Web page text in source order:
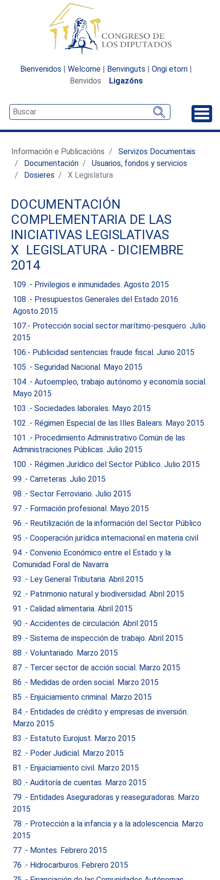
Bienvenidos | Welcome | Benvinguts | Ongi etorri |
Benvidos Ligazóns
Información e Publicacións
Servizos Documentais
Documentación
Usuarios, fondos y servicios
Dosieres
X Legislatura
DOCUMENTACIÓN
COMPLEMENTARIA DE LAS
INICIATIVAS LEGISLATIVAS
X LEGISLATURA - DICIEMBRE
2014
109 .- Privilegios e inmunidades. Agosto 2015
108 .- Presupuestos Generales del Estado 2016.
Agosto 2015
107.- Protección social sector marítimo-pesquero. Julio
2015
106.- Publicidad sentencias fraude fiscal. Junio 2015
105 .- Seguridad Nacional. Mayo 2015
104 .- Autoempleo, trabajo autónomo y economía social.
Mayo 2015
103 .- Sociedades laborales. Mayo 2015
102 .- Régimen Especial de las Illes Balears. Mayo 2015
101 .- Procedimiento Administrativo Común de las
Administraciones Públicas. Julio 2015
100 .- Régimen Jurídico del Sector Público. Julio 2015
99 .- Carreteras. Julio 2015
98 .- Sector Ferroviario. Julio 2015
97 .- Formación profesional. Mayo 2015
96 .- Reutilización de la información del Sector Público
95 .- Cooperación jurídica internacional en materia civil
94 .- Convenio Económico entre el Estado y la
Comunidad Foral de Navarra
93 .- Ley General Tributaria. Abril 2015
92 .- Patrimonio natural y biodiversidad. Abril 2015
91 .- Calidad alimentaria. Abril 2015
90 .- Accidentes de circulación. Abril 2015
89 .- Sistema de inspección de trabajo. Abril 2015
88 .- Voluntariado. Marzo 2015
87 .- Tercer sector de acción social. Marzo 2015
86 .- Medidas de orden social. Marzo 2015
85 .- Enjuiciamiento criminal. Marzo 2015
84 .- Entidades de crédito y empresas de inversión.
Marzo 2015
83 .- Estatuto Eurojust. Marzo 2015
82 .- Poder Judicial. Marzo 2015
81 .- Enjuiciamiento civil. Marzo 2015
80 .- Auditoría de cuentas. Marzo 2015
79 .- Entidades Aseguradoras y reaseguradoras. Marzo
2015
78 .- Protección a la infancia y a la adolescencia. Marzo
2015
77 .- Montes. Febrero 2015
76 .- Hidrocarburos. Febrero 2015